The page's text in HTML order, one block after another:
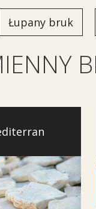
Łupany bruk